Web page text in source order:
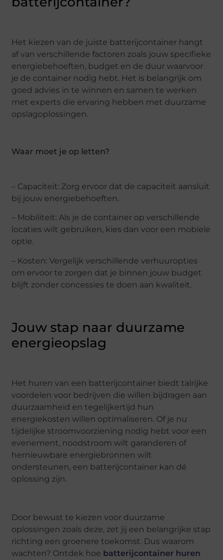
Het kiezen van de juiste batterijcontainer hangt
af van verschillende factoren zoals jouw specifieke
energiebehoeften, budget en de duur waarvoor
je de container nodig hebt. Het is belangrijk om
goed advies in te winnen en samen te werken
met experts die ervaring hebben met duurzame
opslagoplossingen.
Waar moet je op letten?
– Capaciteit: Zorg ervoor dat de capaciteit aansluit
bij jouw energiebehoeften.
– Mobiliteit: Als je de container op verschillende
locaties wilt gebruiken, kies dan voor een mobiele
optie.
– Kosten: Vergelijk verschillende verhuuropties
om ervoor te zorgen dat je binnen jouw budget
blijft zonder concessies te doen aan kwaliteit.
Jouw stap naar duurzame
energieopslag
Het huren van een batterijcontainer biedt talrijke
voordelen voor bedrijven die willen bijdragen aan
duurzaamheid en tegelijkertijd hun
energiekosten willen optimaliseren. Of je nu
tijdelijke stroomvoorziening nodig hebt voor een
evenement, noodstroom wilt garanderen of
hernieuwbare energiebronnen wilt
ondersteunen, een batterijcontainer kan dé
oplossing zijn.
Door bewust te kiezen voor duurzame
oplossingen zoals deze, zet jij een belangrijke stap
richting een groenere toekomst. Dus waarom
wachten? Ontdek hoe batterijcontainer huren